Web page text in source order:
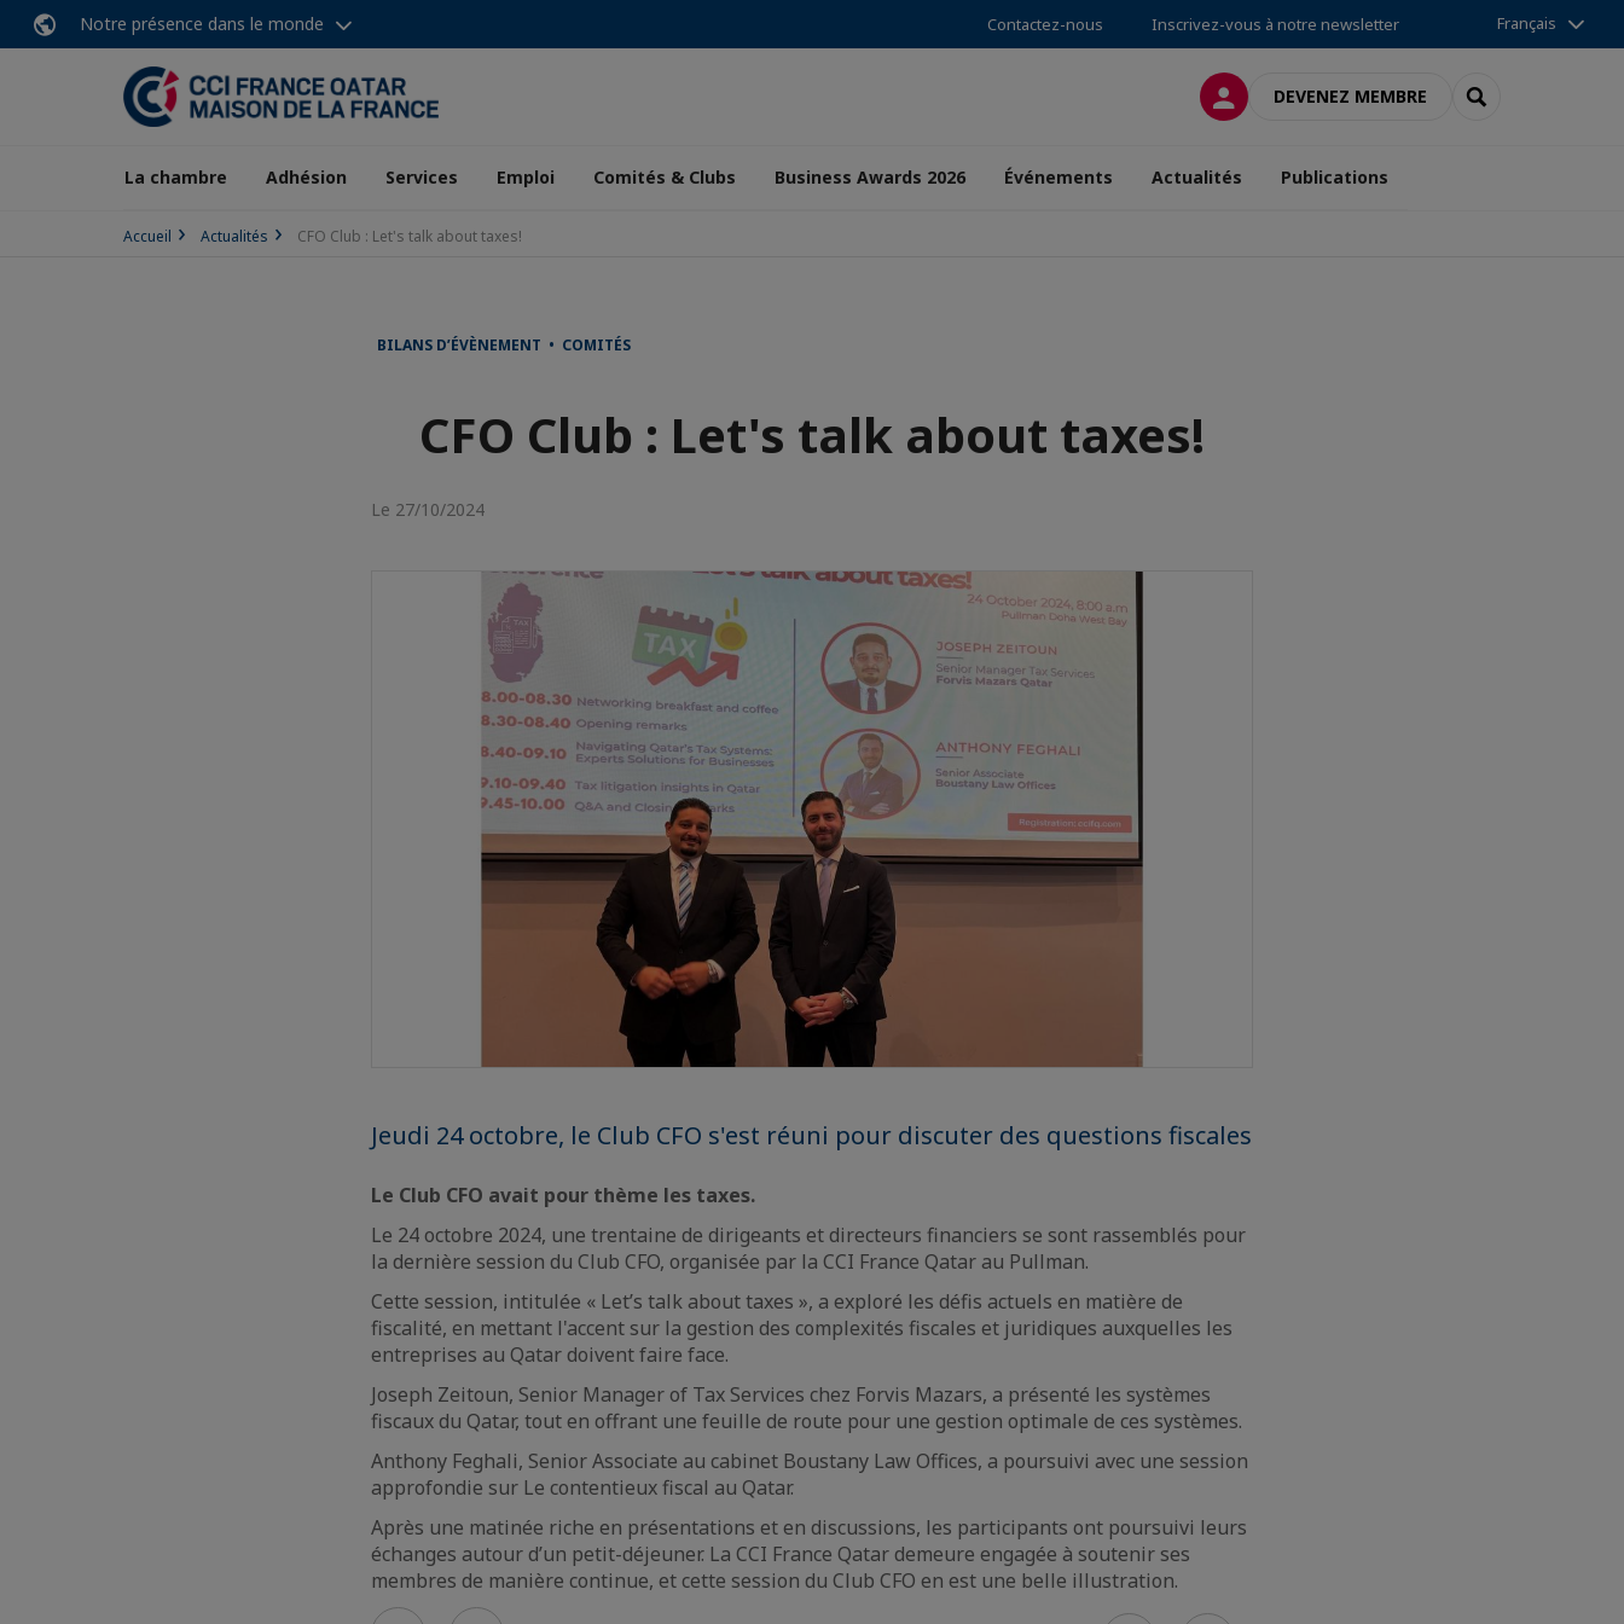
Notre présence dans le monde Contactez-nous Inscrivez-vous à notre newsletter Français
CONNEXIONDEVENEZ MEMBRE RECHERCHER
La chambre Adhésion Services Emploi Comités & Clubs Business Awards 2026 Événements Actualités Publications
Accueil Actualités CFO Club : Let's talk about taxes!
BILANS D’ÉVÈNEMENT • COMITÉS
CFO Club : Let's talk about taxes!
Le 27/10/2024
Jeudi 24 octobre, le Club CFO s'est réuni pour discuter des questions fiscales
Le Club CFO avait pour thème les taxes.
Le 24 octobre 2024, une trentaine de dirigeants et directeurs financiers se sont rassemblés pour
la dernière session du Club CFO, organisée par la CCI France Qatar au Pullman.
Cette session, intitulée « Let’s talk about taxes », a exploré les défis actuels en matière de
fiscalité, en mettant l'accent sur la gestion des complexités fiscales et juridiques auxquelles les
entreprises au Qatar doivent faire face.
Joseph Zeitoun, Senior Manager of Tax Services chez Forvis Mazars, a présenté les systèmes
fiscaux du Qatar, tout en offrant une feuille de route pour une gestion optimale de ces systèmes.
Anthony Feghali, Senior Associate au cabinet Boustany Law Offices, a poursuivi avec une session
approfondie sur Le contentieux fiscal au Qatar.
Après une matinée riche en présentations et en discussions, les participants ont poursuivi leurs
échanges autour d’un petit-déjeuner. La CCI France Qatar demeure engagée à soutenir ses
membres de manière continue, et cette session du Club CFO en est une belle illustration.
Voir